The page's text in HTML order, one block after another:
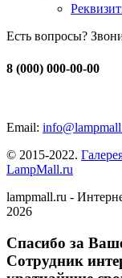
Есть вопросы?
8 (000) 000-00-00
Email:
© 2015-2022.
LampMall.ru
lampmall.ru -
2026
Спасибо за
Сотрудник